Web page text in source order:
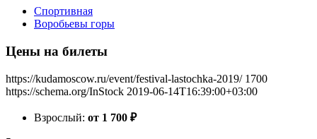
Спортивная
Воробьевы горы
Цены на билеты
https://kudamoscow.ru/event/festival-lastochka-2019/ 1700
https://schema.org/InStock 2019-06-14T16:39:00+03:00
Взрослый: от 1 700 ₽